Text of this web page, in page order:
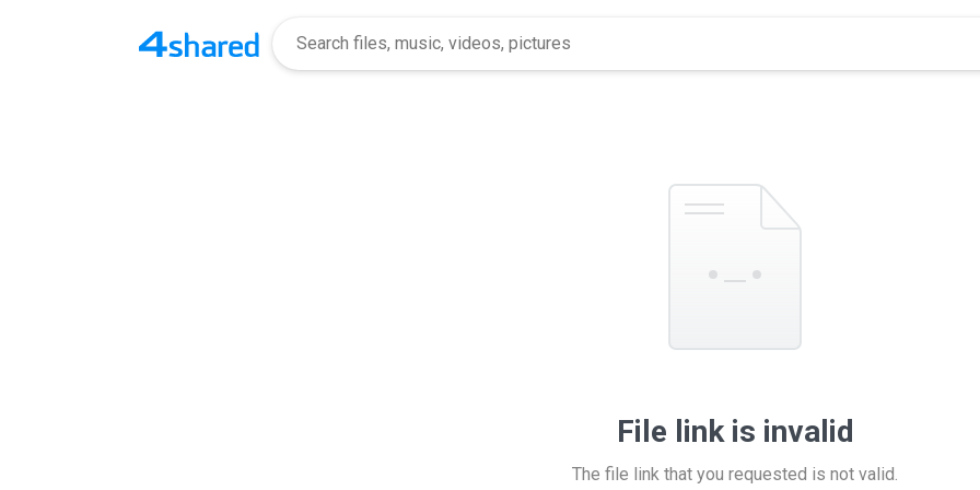
File link is invalid
The file link that you requested is not valid.